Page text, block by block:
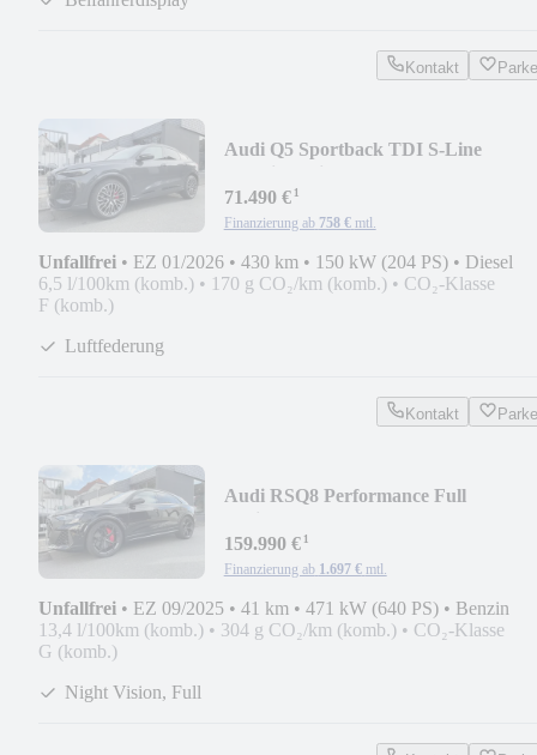
Kontakt
Audi Q5 Sportback TDI S-Line
71.490 €¹
Finanzierung ab 758 € mtl.
Unfallfrei • EZ 01/2026 • 430 km • 150 kW (204 PS) • Diesel
6,5 l/100km (komb.) • 170 g CO₂/km (komb.) • CO₂-Klasse
F (komb.)
Luftfederung
Kontakt
Audi RSQ8 Performance Full
159.990 €¹
Finanzierung ab 1.697 € mtl.
Unfallfrei • EZ 09/2025 • 41 km • 471 kW (640 PS) • Benzin
13,4 l/100km (komb.) • 304 g CO₂/km (komb.) • CO₂-Klasse
G (komb.)
Night Vision, Full